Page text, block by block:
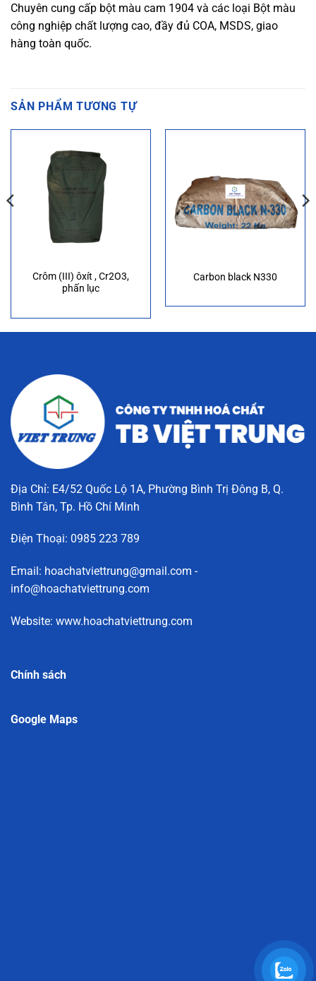
Chuyên cung cấp bột màu cam 1904 và các loại Bột màu
công nghiệp chất lượng cao, đầy đủ COA, MSDS, giao
hàng toàn quốc.
SẢN PHẨM TƯƠNG TỰ
Crôm (III) ôxít , Cr2O3,
phấn lục
Carbon black N330
Địa Chỉ: E4/52 Quốc Lộ 1A, Phường Bình Trị Đông B, Q.
Bình Tân, Tp. Hồ Chí Minh
Điện Thoại: 0985 223 789
Email: hoachatviettrung@gmail.com -
info@hoachatviettrung.com
Website: www.hoachatviettrung.com
Chính sách
Google Maps